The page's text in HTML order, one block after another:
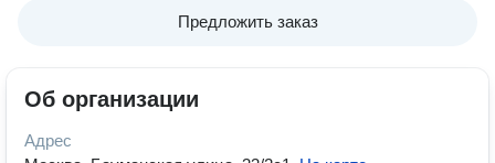
Предложить заказ
Об организации
Адрес